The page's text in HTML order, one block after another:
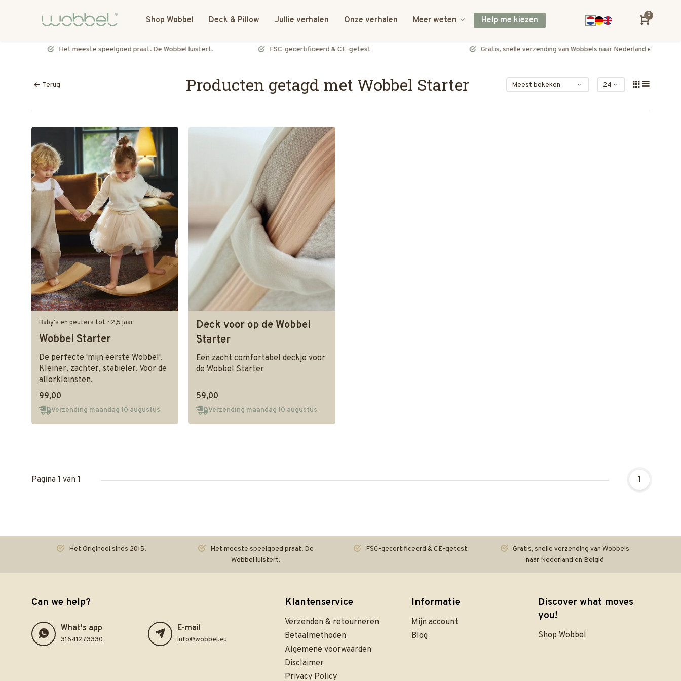
Shop Wobbel Deck & Pillow Jullie verhalen Onze verhalen Meer weten Help me kiezen
0
Het meeste speelgoed praat. De Wobbel luistert. FSC-gecertificeerd & CE-getest Gratis, snelle verzending van Wobbels naar Nederland en België
Terug Producten getagd met Wobbel Starter
Baby's en peuters tot ~2,5 jaar
Wobbel Starter
De perfecte 'mijn eerste Wobbel'.
Kleiner, zachter, stabieler. Voor de
allerkleinsten.
99,00
Verzending maandag 10 augustus
Deck voor op de Wobbel
Starter
Een zacht comfortabel deckje voor
de Wobbel Starter
59,00
Verzending maandag 10 augustus
Pagina 1 van 1 1
Het Origineel sinds 2015.
Het meeste speelgoed praat. De
Wobbel luistert.
FSC-gecertificeerd & CE-getest
Gratis, snelle verzending van Wobbels
naar Nederland en België
Can we help?
What's app
31641273330
E-mail
info@wobbel.eu
Klantenservice
Verzenden & retourneren
Betaalmethoden
Algemene voorwaarden
Disclaimer
Privacy Policy
Informatie
Mijn account
Blog
Discover what moves
you!
Shop Wobbel